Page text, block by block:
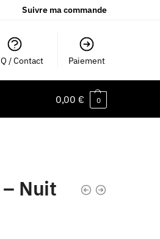
Suivre ma commande
/ Contact Paiement
0,00 € 0
– Nuit